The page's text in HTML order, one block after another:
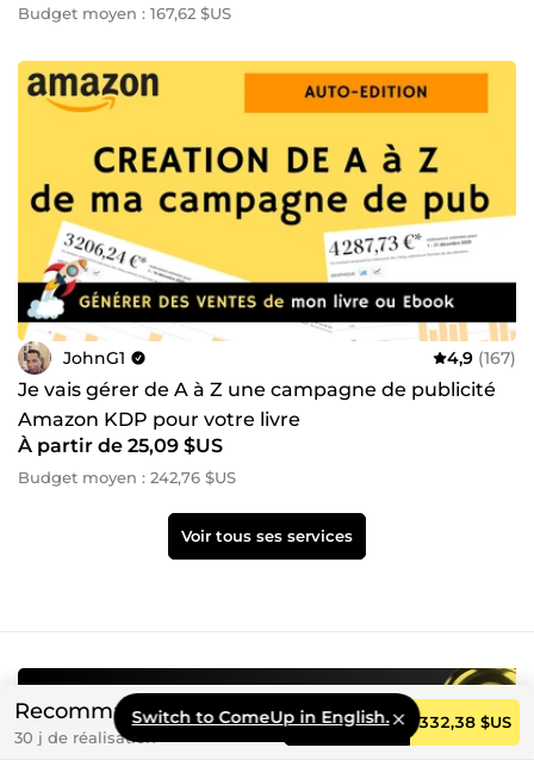
Recommandé
30 j de réalisation
Commander 332,38 $US
Budget moyen : 167,62 $US
JohnG1 4,9 (167)
Je vais gérer de A à Z une campagne de publicité
Amazon KDP pour votre livre
À partir de 25,09 $US
Budget moyen : 242,76 $US
Voir tous ses services
Switch to ComeUp in English.
Besoin d’aide ?